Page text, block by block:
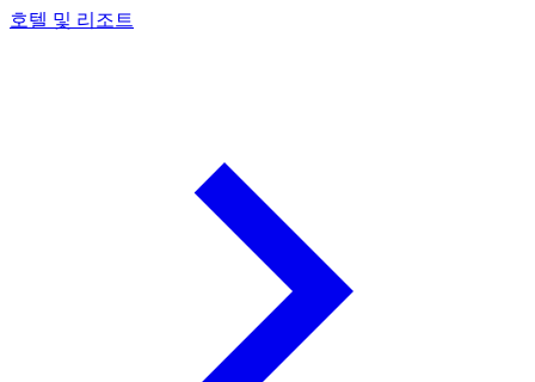
호텔 및 리조트